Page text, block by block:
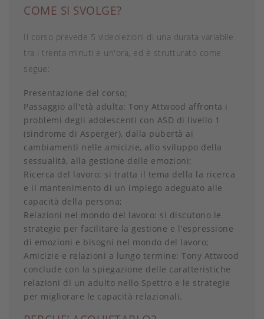
COME SI SVOLGE?
Il corso prevede 5 videolezioni di una durata variabile
tra i trenta minuti e un'ora, ed è strutturato come
segue:
Presentazione del corso;
Passaggio all'età adulta: Tony Attwood affronta i
problemi degli adolescenti con ASD di livello 1
(sindrome di Asperger), dalla pubertà ai
cambiamenti nelle amicizie, allo sviluppo della
sessualità, alla gestione delle emozioni;
Ricerca del lavoro: si tratta il tema della la ricerca
e il mantenimento di un impiego adeguato alle
capacità della persona;
Relazioni nel mondo del lavoro: si discutono le
strategie per facilitare la gestione e l'espressione
di emozioni e bisogni nel mondo del lavoro;
Amicizie e relazioni a lungo termine: Tony Attwood
conclude con la spiegazione delle caratteristiche
relazioni di un adulto nello Spettro e le strategie
per migliorare le capacità relazionali.